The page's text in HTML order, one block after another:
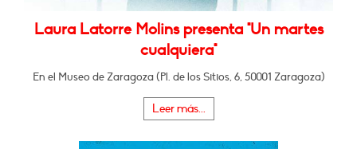
Laura Latorre Molins presenta "Un martes
cualquiera"
En el Museo de Zaragoza (Pl. de los Sitios, 6, 50001 Zaragoza)
Leer más...